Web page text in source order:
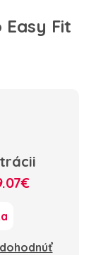
Easy Fit